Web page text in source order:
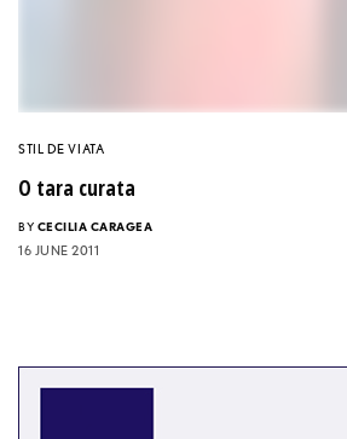
STIL DE VIATA
O tara curata
BY CECILIA CARAGEA
16 JUNE 2011
Acest site foloseste cookies. Prin utilizarea